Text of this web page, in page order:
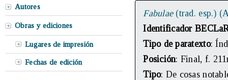
Autores
Obras y ediciones
Lugares de impresión
Fechas de edición
Fabulae (trad. esp.)
Identificador
Tipo de paratexto:
Posición: Final, f.
Tipo: De cosas